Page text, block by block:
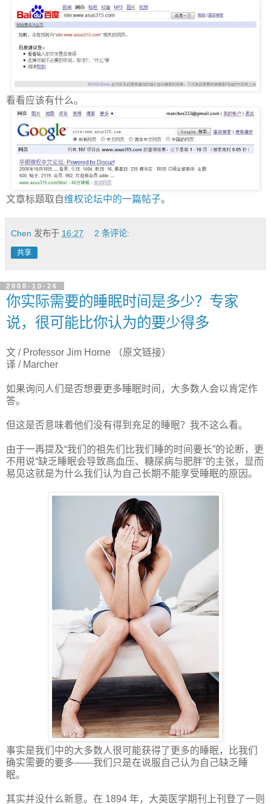
看看应该有什么。
文章标题取自维权论坛中的一篇帖子。
Chen 发布于 16:27 2 条评论:
共享
2008-10-26
你实际需要的睡眠时间是多少？专家
说，很可能比你认为的要少得多
文 / Professor Jim Horne （原文链接）
译 / Marcher
如果询问人们是否想要更多睡眠时间，大多数人会以肯定作
答。
但这是否意味着他们没有得到充足的睡眠？我不这么看。
由于一再提及“我们的祖先们比我们睡的时间要长”的论断，更
不用说“缺乏睡眠会导致高血压、糖尿病与肥胖”的主张，显而
易见这就是为什么我们认为自己长期不能享受睡眠的原因。
事实是我们中的大多数人很可能获得了更多的睡眠，比我们
确实需要的要多——我们只是在说服自己认为自己缺乏睡
眠。
其实并没什么新意。在 1894 年，大英医学期刊上刊登了一则